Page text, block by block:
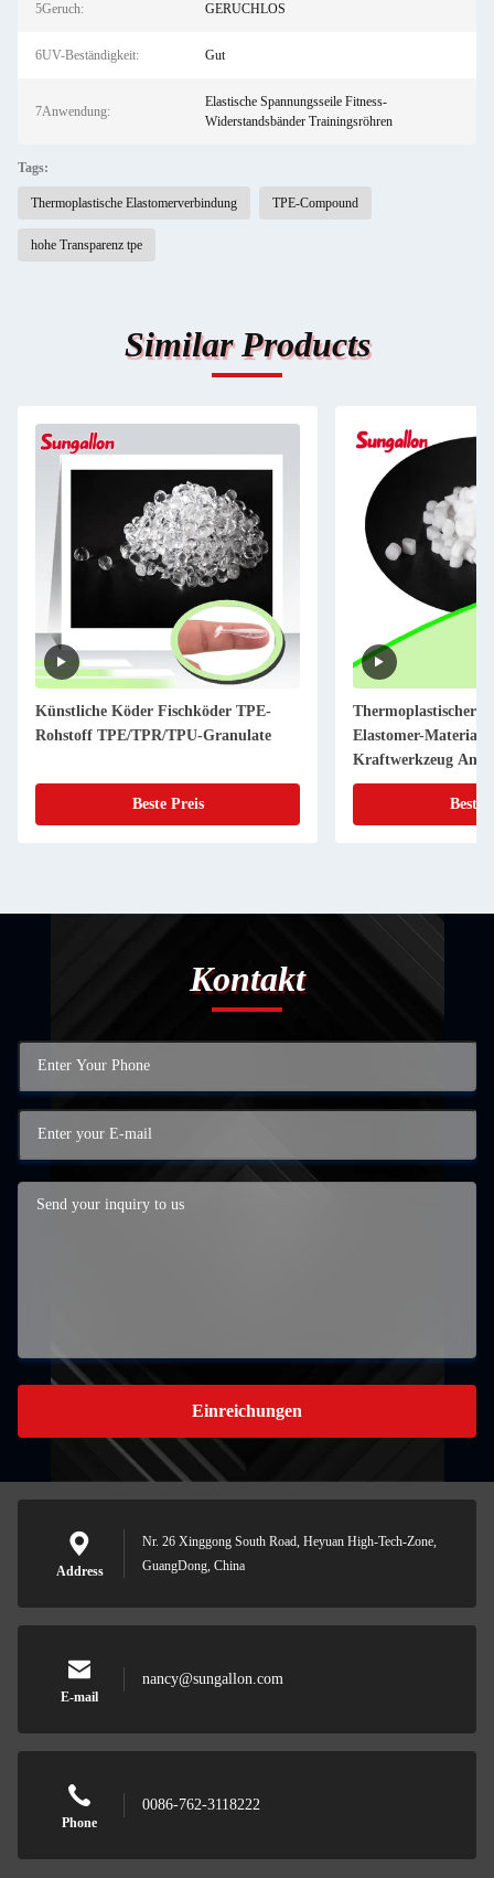
5Geruch: GERUCHLOS
6UV-Beständigkeit: Gut
7Anwendung:
Elastische Spannungsseile Fitness-
Widerstandsbänder Trainingsröhren
Tags:
Thermoplastische Elastomerverbindung TPE-Compound
hohe Transparenz tpe
Similar Products
Künstliche Köder Fischköder TPE-
Rohstoff TPE/TPR/TPU-Granulate
Beste Preis
Thermoplastischer
Elastomer-Material
Kraftwerkzeug
Beste
Kontakt
Einreichungen
Address
Nr. 26 Xinggong South Road, Heyuan High-Tech-Zone,
GuangDong, China
E-mail
nancy@sungallon.com
Phone
0086-762-3118222